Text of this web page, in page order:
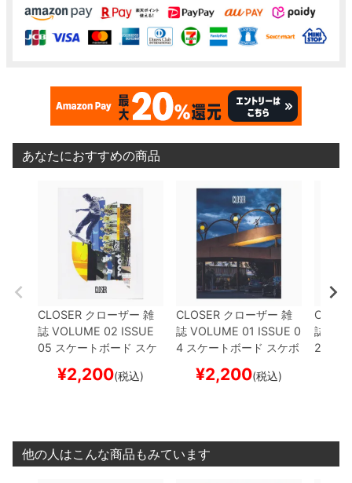
あなたにおすすめの商品
CLOSER クローザー 雑
誌 VOLUME 02 ISSUE
05 スケートボード スケ
¥2,200(税込)
CLOSER クローザー 雑
誌 VOLUME 01 ISSUE 0
4 スケートボード スケボ
¥2,200(税込)
誌
2
他の人はこんな商品もみています